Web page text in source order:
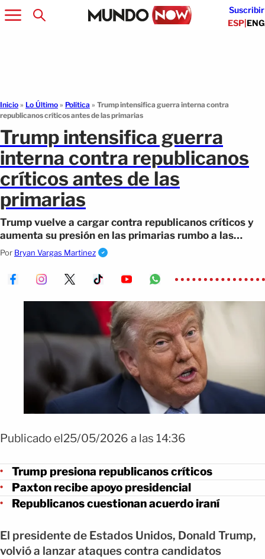
Suscribir
ESP|ENG
Inicio » Lo Último » Política » Trump intensifica guerra interna contra
republicanos críticos antes de las primarias
Trump intensifica guerra
interna contra republicanos
críticos antes de las
primarias
Trump vuelve a cargar contra republicanos críticos y
aumenta su presión en las primarias rumbo a las
elecciones legislativas.
Por Bryan Vargas Martinez
Publicado el25/05/2026 a las 14:36
Trump presiona republicanos críticos
Paxton recibe apoyo presidencial
Republicanos cuestionan acuerdo iraní
El presidente de Estados Unidos, Donald Trump,
volvió a lanzar ataques contra candidatos